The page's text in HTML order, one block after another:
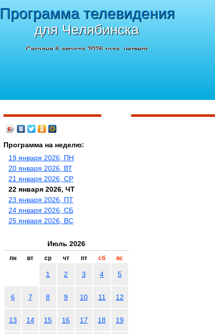
Программа телевидения
для Челябинска
Сегодня 6 августа 2026 года, четверг
Программа на неделю:
19 января 2026, ПН
20 января 2026, ВТ
21 января 2026, СР
22 января 2026, ЧТ
23 января 2026, ПТ
24 января 2026, СБ
25 января 2026, ВС
Июль 2026
пн вт ср чт пт сб вс
1 2 3 4 5
6 7 8 9 10 11 12
13 14 15 16 17 18 19